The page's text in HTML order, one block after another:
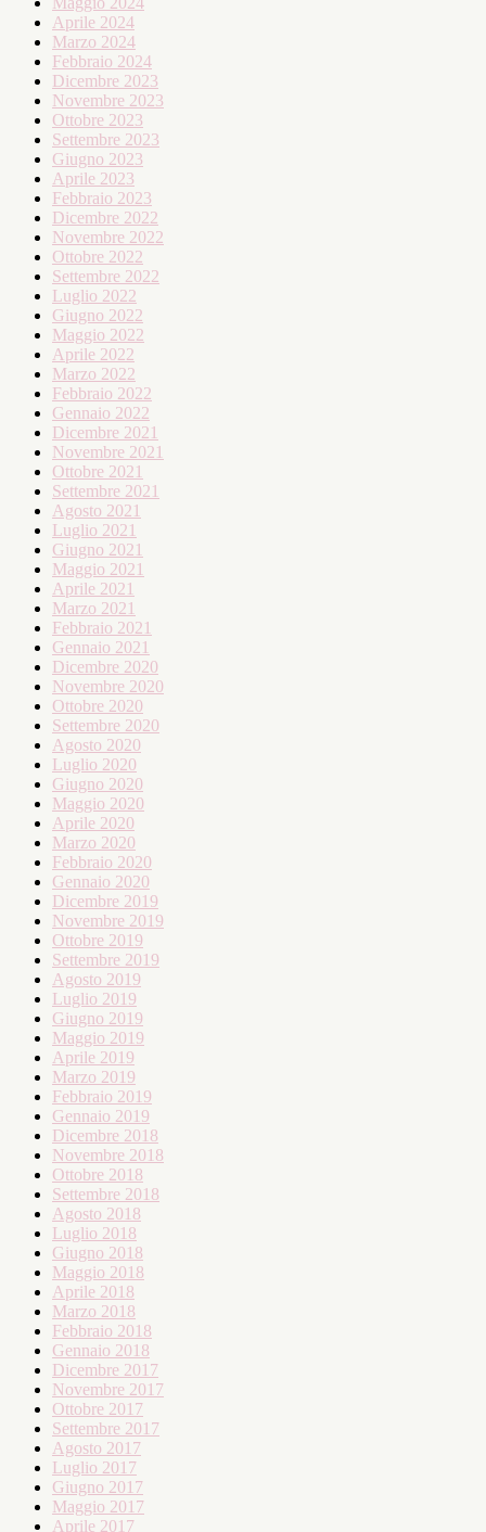
Aprile 2024
Marzo 2024
Febbraio 2024
Dicembre 2023
Novembre 2023
Ottobre 2023
Settembre 2023
Giugno 2023
Aprile 2023
Febbraio 2023
Dicembre 2022
Novembre 2022
Ottobre 2022
Settembre 2022
Luglio 2022
Giugno 2022
Maggio 2022
Aprile 2022
Marzo 2022
Febbraio 2022
Gennaio 2022
Dicembre 2021
Novembre 2021
Ottobre 2021
Settembre 2021
Agosto 2021
Luglio 2021
Giugno 2021
Maggio 2021
Aprile 2021
Marzo 2021
Febbraio 2021
Gennaio 2021
Dicembre 2020
Novembre 2020
Ottobre 2020
Settembre 2020
Agosto 2020
Luglio 2020
Giugno 2020
Maggio 2020
Aprile 2020
Marzo 2020
Febbraio 2020
Gennaio 2020
Dicembre 2019
Novembre 2019
Ottobre 2019
Settembre 2019
Agosto 2019
Luglio 2019
Giugno 2019
Maggio 2019
Aprile 2019
Marzo 2019
Febbraio 2019
Gennaio 2019
Dicembre 2018
Novembre 2018
Ottobre 2018
Settembre 2018
Agosto 2018
Luglio 2018
Giugno 2018
Maggio 2018
Aprile 2018
Marzo 2018
Febbraio 2018
Gennaio 2018
Dicembre 2017
Novembre 2017
Ottobre 2017
Settembre 2017
Agosto 2017
Luglio 2017
Giugno 2017
Maggio 2017
Aprile 2017